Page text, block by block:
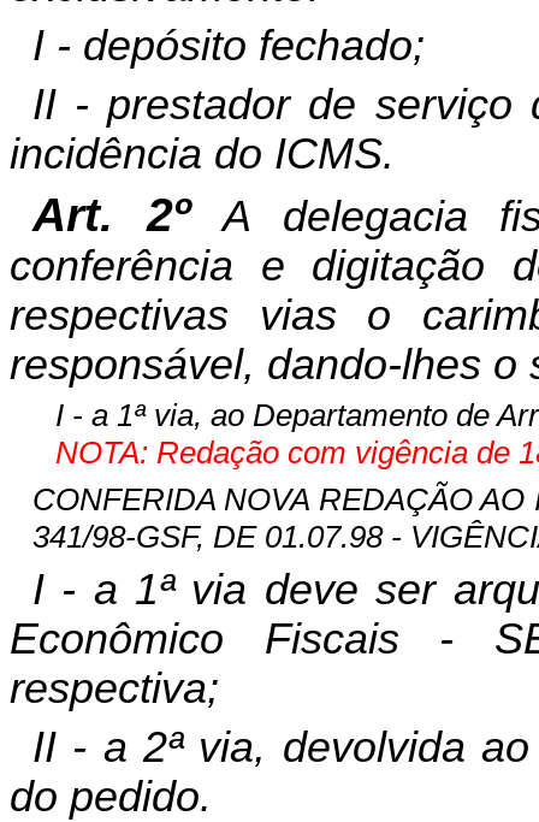
I - depósito fechado;
II - prestador de serviço
incidência do ICMS.
Art. 2ºA delegacia
conferência e digitação
respectivas vias o
responsável, dando-lhes o
I - a 1ª via, ao Departamento de
NOTA: Redação com vigência de
CONFERIDA NOVA REDAÇÃO AO
341/98-GSF, DE 01.07.98 -
I - a 1ª via deve ser
Econômico Fiscais -
respectiva;
II - a 2ª via, devolvida
do pedido.